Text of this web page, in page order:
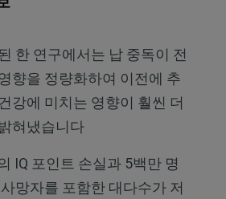
한 연구에서는 납 중독이 전
향을 정량화하여 이전에 추
강에 미치는 영향이 훨씬 더
혀냈습니다
IQ 포인트 손실과 5백만 명
망자를 포함한 대다수가 저